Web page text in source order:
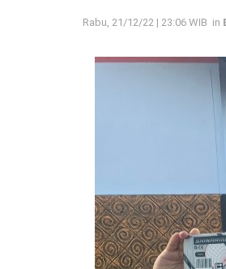
Rabu, 21/12/22 | 23:06 WIB in